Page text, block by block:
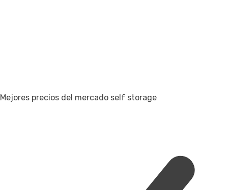
Mejores precios del mercado self storage